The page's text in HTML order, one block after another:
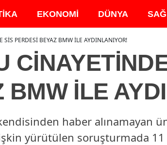
EKONOMİ DÜNYA
PERDESİ BEYAZ BMW İLE AYDINLANIYOR!
BMW İLE
haber alınamayan
yürütülen soruşturmada